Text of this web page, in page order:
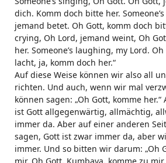
dich. Komm doch bitte her.
jemand betet. Oh Gott, komm doch
crying, Oh Lord, jemand weint, Oh
her. Someone’s laughing, my Lord.
lacht, ja, komm doch her.“
Auf diese Weise können wir also all
richten. Und auch, wenn wir mal
können sagen: „Oh Gott, komme
ist Gott allgegenwärtig, allmächtig,
immer da. Aber auf einer anderen
sagen, Gott ist zwar immer da, aber
immer. Und so bitten wir darum: „Oh